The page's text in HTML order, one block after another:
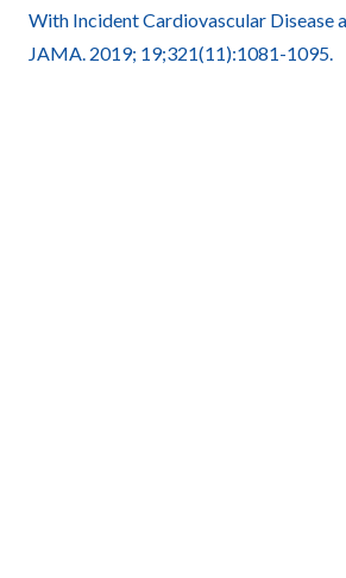
With Incident Cardiovascular Disease
JAMA. 2019; 19;321(11):1081-1095.